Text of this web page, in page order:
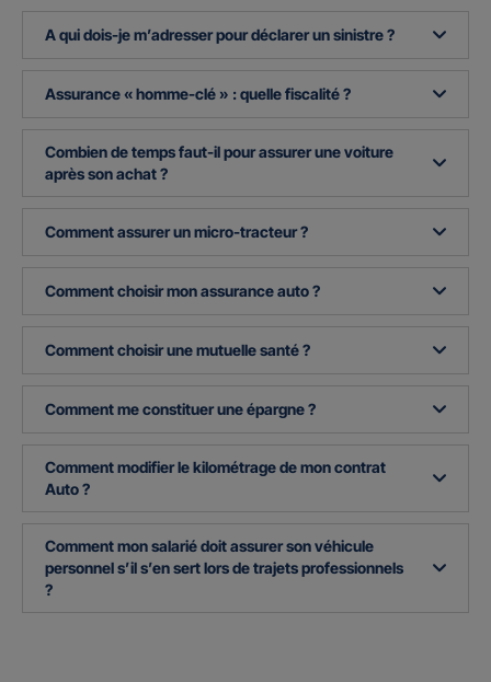
A qui dois-je m’adresser pour déclarer un sinistre ?
Assurance « homme-clé » : quelle fiscalité ?
Combien de temps faut-il pour assurer une voiture
après son achat ?
Comment assurer un micro-tracteur ?
Comment choisir mon assurance auto ?
Comment choisir une mutuelle santé ?
Comment me constituer une épargne ?
Comment modifier le kilométrage de mon contrat
Auto ?
Comment mon salarié doit assurer son véhicule
personnel s’il s’en sert lors de trajets professionnels
?